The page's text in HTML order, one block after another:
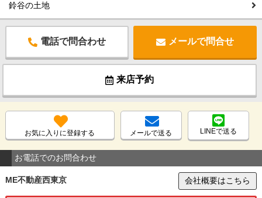
鈴谷の土地
電話で問合わせ メールで問合せ
来店予約
お気に入りに登録する メールで送る LINEで送る
お電話でのお問合わせ
ME不動産西東京 会社概要はこちら